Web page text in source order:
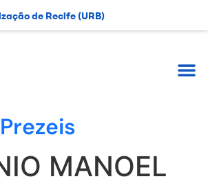
de Recife (URB)
MANOEL